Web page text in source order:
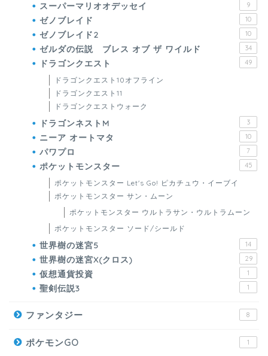
スーパーマリオオデッセイ 9
ゼノブレイド 10
ゼノブレイド2 10
ゼルダの伝説 ブレス オブ ザ ワイルド 34
ドラゴンクエスト 49
ドラゴンクエスト10オフライン
ドラゴンクエスト11
ドラゴンクエストウォーク
ドラゴンネストM 3
ニーア オートマタ 10
パワプロ 7
ポケットモンスター 45
ポケットモンスター Let's Go! ピカチュウ・イーブイ
ポケットモンスター サン・ムーン
ポケットモンスター ウルトラサン・ウルトラムーン
ポケットモンスター ソード/シールド
世界樹の迷宮5 14
世界樹の迷宮X(クロス) 29
仮想通貨投資 1
聖剣伝説3 1
ファンタジー 8
ポケモンGO 1